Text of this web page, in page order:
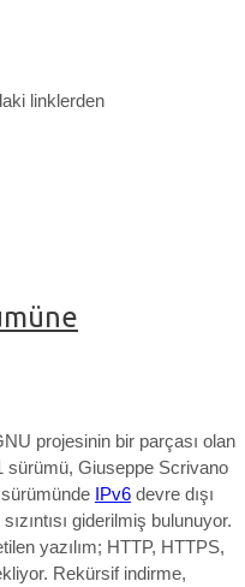
linklerden
projesinin bir parçası olan
sürümü, Giuseppe Scrivano
sürümünde IPv6 devre dışı
giderilmiş bulunuyor.
yazılım; HTTP, HTTPS,
Rekürsif indirme,